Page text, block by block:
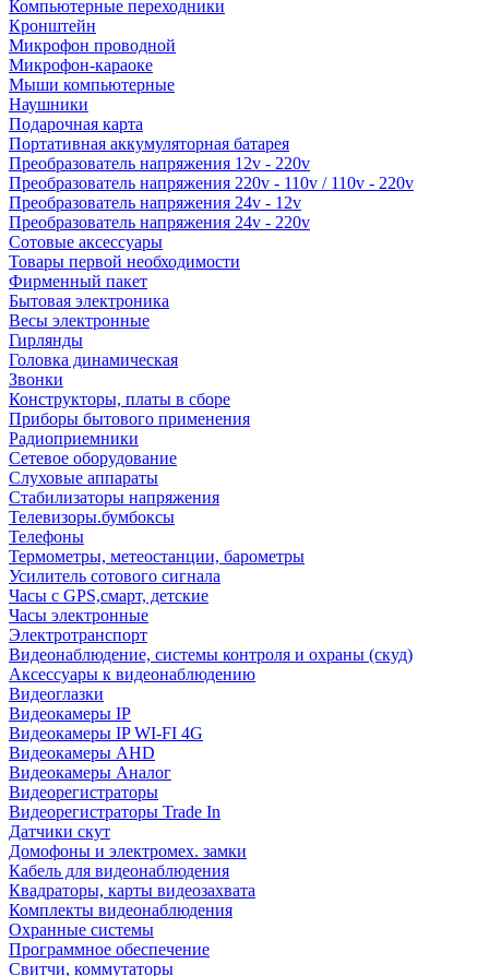
Компьютерные переходники
Кронштейн
Микрофон проводной
Микрофон-караоке
Мыши компьютерные
Наушники
Подарочная карта
Портативная аккумуляторная батарея
Преобразователь напряжения 12v - 220v
Преобразователь напряжения 220v - 110v / 110v - 220v
Преобразователь напряжения 24v - 12v
Преобразователь напряжения 24v - 220v
Сотовые аксессуары
Товары первой необходимости
Фирменный пакет
Бытовая электроника
Весы электронные
Гирлянды
Головка динамическая
Звонки
Конструкторы, платы в сборе
Приборы бытового применения
Радиоприемники
Сетевое оборудование
Слуховые аппараты
Стабилизаторы напряжения
Телевизоры.бумбоксы
Телефоны
Термометры, метеостанции, барометры
Усилитель сотового сигнала
Часы с GPS,смарт, детские
Часы электронные
Электротранспорт
Видеонаблюдение, системы контроля и охраны (скуд)
Аксессуары к видеонаблюдению
Видеоглазки
Видеокамеры IP
Видеокамеры IP WI-FI 4G
Видеокамеры AHD
Видеокамеры Аналог
Видеорегистраторы
Видеорегистраторы Trade In
Датчики скут
Домофоны и электромех. замки
Кабель для видеонаблюдения
Квадраторы, карты видеозахвата
Комплекты видеонаблюдения
Охранные системы
Программное обеспечение
Свитчи, коммутаторы